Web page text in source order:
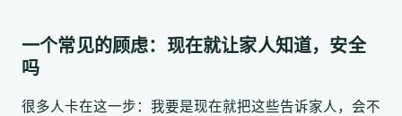
一个常见的顾虑：现在就让家人知道，安全
吗
很多人卡在这一步：我要是现在就把这些告诉家人，会不